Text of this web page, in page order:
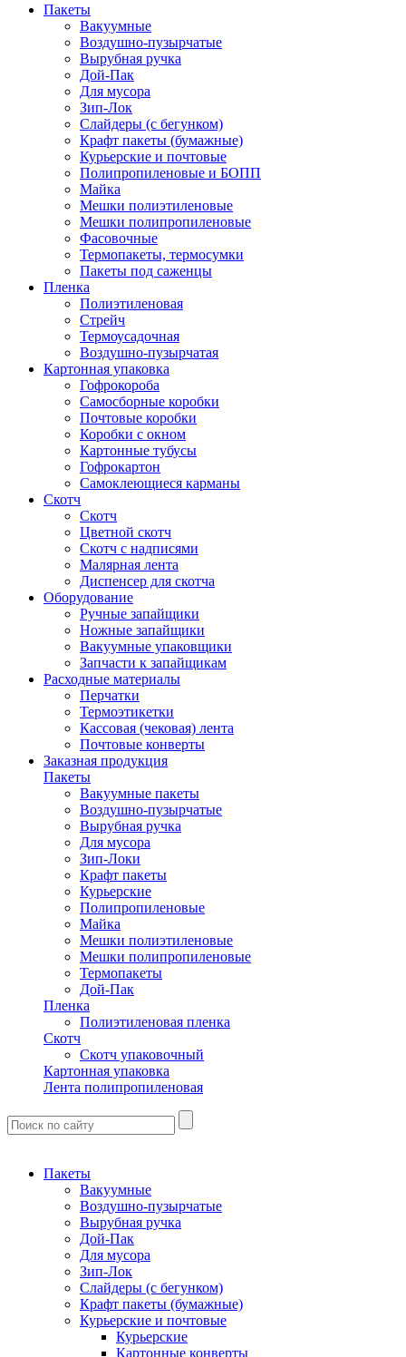
Пакеты
Вакуумные
Воздушно-пузырчатые
Вырубная ручка
Дой-Пак
Для мусора
Зип-Лок
Слайдеры (с бегунком)
Крафт пакеты (бумажные)
Курьерские и почтовые
Полипропиленовые и БОПП
Майка
Мешки полиэтиленовые
Мешки полипропиленовые
Фасовочные
Термопакеты, термосумки
Пакеты под саженцы
Пленка
Полиэтиленовая
Стрейч
Термоусадочная
Воздушно-пузырчатая
Картонная упаковка
Гофрокороба
Самосборные коробки
Почтовые коробки
Коробки с окном
Картонные тубусы
Гофрокартон
Самоклеющиеся карманы
Скотч
Скотч
Цветной скотч
Скотч с надписями
Малярная лента
Диспенсер для скотча
Оборудование
Ручные запайщики
Ножные запайщики
Вакуумные упаковщики
Запчасти к запайщикам
Расходные материалы
Перчатки
Термоэтикетки
Кассовая (чековая) лента
Почтовые конверты
Заказная продукция
Пакеты
Вакуумные пакеты
Воздушно-пузырчатые
Вырубная ручка
Для мусора
Зип-Локи
Крафт пакеты
Курьерские
Полипропиленовые
Майка
Мешки полиэтиленовые
Мешки полипропиленовые
Термопакеты
Дой-Пак
Пленка
Полиэтиленовая пленка
Скотч
Скотч упаковочный
Картонная упаковка
Лента полипропиленовая
Пакеты
Вакуумные
Воздушно-пузырчатые
Вырубная ручка
Дой-Пак
Для мусора
Зип-Лок
Слайдеры (с бегунком)
Крафт пакеты (бумажные)
Курьерские и почтовые
Курьерские
Картонные конверты